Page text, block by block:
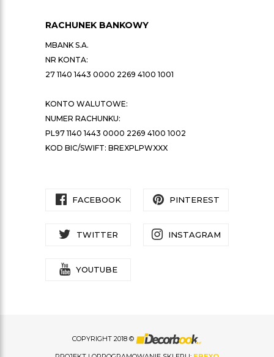
RACHUNEK BANKOWY
MBANK S.A.
NR KONTA:
27 1140 1443 0000 2269 4100 1001
KONTO WALUTOWE:
NUMER RACHUNKU:
PL97 1140 1443 0000 2269 4100 1002
KOD BIC/SWIFT: BREXPLPWXXX
FACEBOOK PINTEREST
TWITTER INSTAGRAM
YOUTUBE
COPYRIGHT 2018 ©